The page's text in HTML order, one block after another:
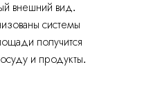
внешний вид.
системы
получится
и продукты.